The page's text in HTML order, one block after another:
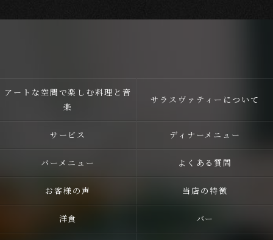
アートな空間で楽しむ料理と音
楽
サラスヴァティーについて
サービス ディナーメニュー
バーメニュー よくある質問
お客様の声 当店の特徴
洋食 バー